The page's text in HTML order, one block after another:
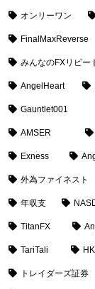
オンリーワン
FinalMaxReverse
みんなのFXリピー
AngelHeart
Gauntlet001
AMSER
Exness
外為ファイネスト
年収支
TitanFX
TariTali
トレイダーズ証券